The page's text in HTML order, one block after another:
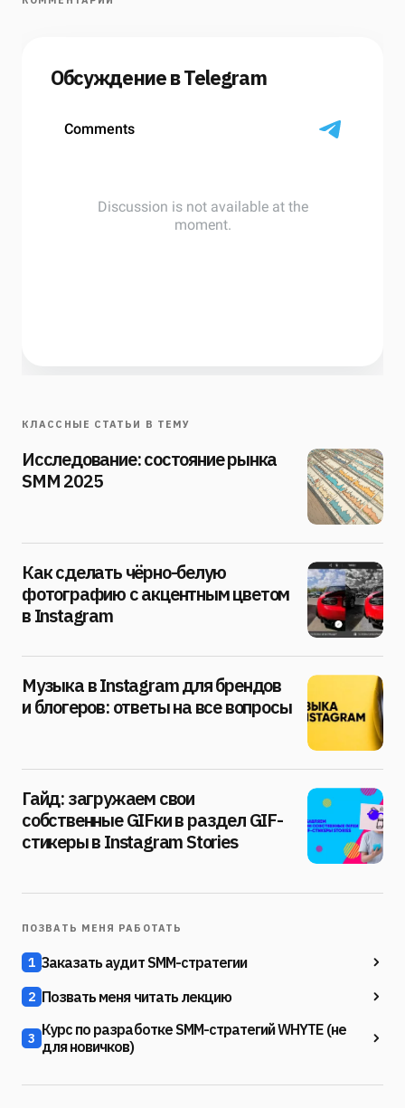
Обсуждение в Telegram
КЛАССНЫЕ СТАТЬИ В ТЕМУ
Исследование: состояние рынка
SMM 2025
Как сделать чёрно-белую
фотографию с акцентным цветом
в Instagram
Музыка в Instagram для брендов
и блогеров: ответы на все вопросы
Гайд: загружаем свои
собственные GIFки в раздел GIF-
стикеры в Instagram Stories
ПОЗВАТЬ МЕНЯ РАБОТАТЬ
1 Заказать аудит SMM-стратегии
2 Позвать меня читать лекцию
3 Курс по разработке SMM-стратегий WHYTE (не
для новичков)